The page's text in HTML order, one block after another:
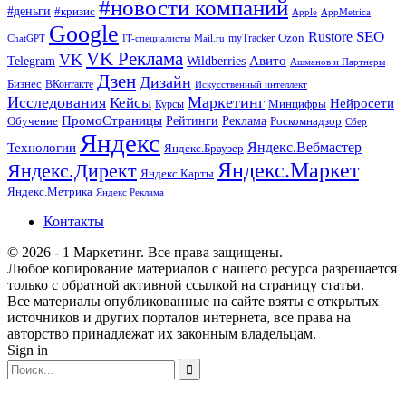
#деньги #кризис #новости компаний Apple AppMetrica
ChatGPT Google IT-специалисты Mail.ru myTracker Ozon Rustore SEO
Telegram VK VK Реклама Wildberries Авито Ашманов и Партнеры
Бизнес ВКонтакте Дзен Дизайн Искусственный интеллект
Исследования Кейсы Курсы Маркетинг Минцифры Нейросети
Обучение ПромоСтраницы Рейтинги Реклама Роскомнадзор Сбер
Технологии Яндекс Яндекс.Браузер Яндекс.Вебмастер
Яндекс.Директ Яндекс.Карты Яндекс.Маркет
Яндекс.Метрика Яндекс Реклама
Контакты
© 2026 - 1 Маркетинг. Все права защищены.
Любое копирование материалов с нашего ресурса разрешается
только с обратной активной ссылкой на страницу статьи.
Все материалы опубликованные на сайте взяты с открытых
источников и других порталов интернета, все права на
авторство принадлежат их законным владельцам.
Sign in